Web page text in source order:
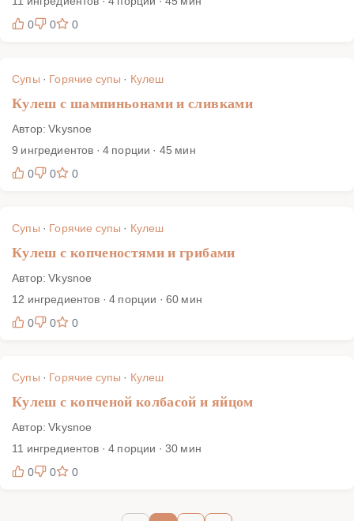
0
0 0
Супы · Горячие супы · Кулеш
Кулеш с шампиньонами и сливками
Автор: Vkysnoe
9 ингредиентов · 4 порции · 45 мин
0
0 0
Супы · Горячие супы · Кулеш
Кулеш с копченостями и грибами
Автор: Vkysnoe
12 ингредиентов · 4 порции · 60 мин
0
0 0
Супы · Горячие супы · Кулеш
Кулеш с копченой колбасой и яйцом
Автор: Vkysnoe
11 ингредиентов · 4 порции · 30 мин
0
0 0